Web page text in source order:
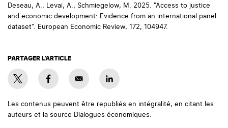
Deseau, A., Levai, A., Schmiegelow, M. 2025. "Access to justice
and economic development: Evidence from an international panel
dataset". European Economic Review, 172, 104947.
PARTAGER L'ARTICLE
Les contenus peuvent être republiés en intégralité, en citant les
auteurs et la source Dialogues économiques.